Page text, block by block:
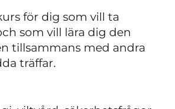
för dig som vill ta
som vill lära dig den
tillsammans med andra
träffar.